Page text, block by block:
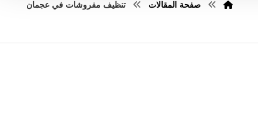
صفحة المقالات تنظيف مفروشات في عجمان